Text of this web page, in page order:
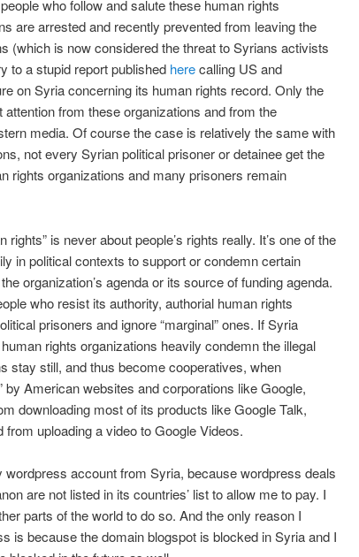
who follow and salute these human rights
are arrested and recently prevented from leaving the
(which is now considered the threat to Syrians activists
to a stupid report published herecalling US and
on Syria concerning its human rights record. Only the
from these organizations and from the
media. Of course the case is relatively the same with
not every Syrian political prisoner or detainee get the
rights organizations and many prisoners remain
rights” is never about people’s rights really. It’s one of the
in political contexts to support or condemn certain
organization’s agenda or its source of funding agenda.
who resist its authority, authorial human rights
prisoners and ignore “marginal” ones. If Syria
rights organizations heavily condemn the illegal
stay still, and thus become cooperatives, when
by American websites and corporations like Google,
downloading most of its products like Google Talk,
uploading a video to Google Videos.
wordpress account from Syria, because wordpress deals
are not listed in its countries’ list to allow me to pay. I
parts of the world to do so. And the only reason I
is because the domain blogspot is blocked in Syria and I